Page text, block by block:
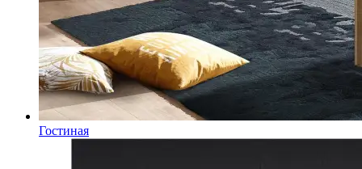
Гостиная